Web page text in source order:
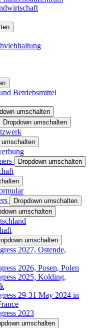
Betriebsmittel
umschalten
Dropdown umschalten
umschalten
Dropdown umschalten
Dropdown umschalten
umschalten
umschalten
2027, Ostende,
2026, Posen, Polen
2025, Kolding,
29-31 May 2024 in
2023
umschalten